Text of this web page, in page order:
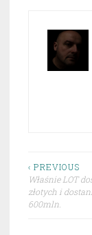
Nawigacja
wpisu
‹ PREVIOUS
Właśnie LOT
złotych i
600mln.